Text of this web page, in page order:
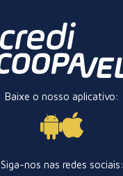
Baixe o nosso aplicativo:
Siga-nos nas redes sociais: